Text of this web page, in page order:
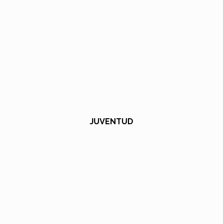
JUVENTUD